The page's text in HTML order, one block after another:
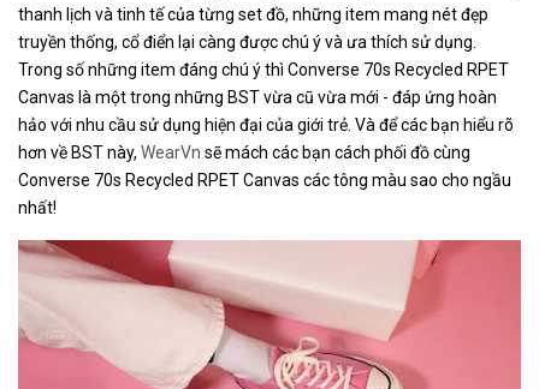
thanh lịch và tinh tế của từng set đồ, những item mang nét đẹp
truyền thống, cổ điển lại càng được chú ý và ưa thích sử dụng.
Trong số những item đáng chú ý thì Converse 70s Recycled RPET
Canvas là một trong những BST vừa cũ vừa mới - đáp ứng hoàn
hảo với nhu cầu sử dụng hiện đại của giới trẻ. Và để các bạn hiểu rõ
hơn về BST này, WearVn sẽ mách các bạn cách phối đồ cùng
Converse 70s Recycled RPET Canvas các tông màu sao cho ngầu
nhất!